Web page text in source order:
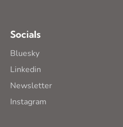
Socials
Bluesky
Linkedin
Newsletter
Instagram